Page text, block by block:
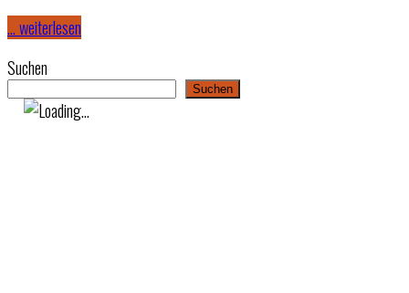
… weiterlesen
Suchen
Suchen